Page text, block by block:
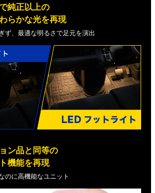
純正以上の
らかな光を再現
ず、最適な明るさで足元を演出
ン品と同等の
機能を再現
のに高機能なユニット